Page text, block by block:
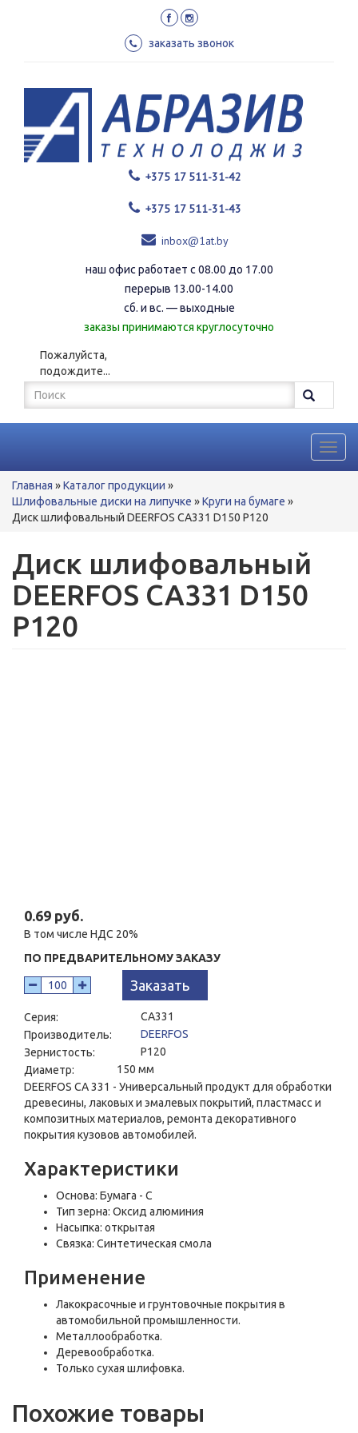
заказать звонок
+375 17 511-31-42
+375 17 511-31-43
inbox@1at.by
наш офис работает с 08.00 до 17.00
перерыв 13.00-14.00
сб. и вс. — выходные
заказы принимаются круглосуточно
Пожалуйста,
подождите...
Форма
поиска
Поиск
Вы
здесь
Главная »Каталог продукции »
Шлифовальные диски на липучке »Круги на бумаге »
Диск шлифовальный DEERFOS CA331 D150 P120
Диск шлифовальный
DEERFOS CA331 D150
P120
0.69 руб.
В том числе НДС 20%
ПО ПРЕДВАРИТЕЛЬНОМУ ЗАКАЗУ
Заказать
Серия:
CA331
Производитель:
DEERFOS
Зернистость:
P120
Диаметр:
150 мм
DEERFOS СА 331 - Универсальный продукт для обработки
древесины, лаковых и эмалевых покрытий, пластмасс и
композитных материалов, ремонта декоративного
покрытия кузовов автомобилей.
Характеристики
Основа: Бумага - C
Тип зерна: Оксид алюминия
Насыпка: открытая
Связка: Синтетическая смола
Применение
Лакокрасочные и грунтовочные покрытия в
автомобильной промышленности.
Металлообработка.
Деревообработка.
Только сухая шлифовка.
Похожие товары